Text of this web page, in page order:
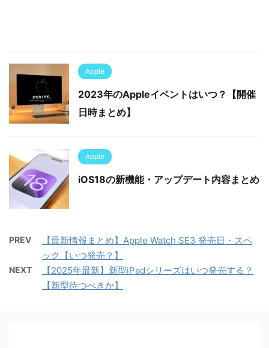
Apple
2023年のAppleイベントはいつ？【開催
日時まとめ】
Apple
iOS18の新機能・アップデート内容まとめ
PREV
【最新情報まとめ】Apple Watch SE3 発売日・スペ
ック【いつ発売？】
NEXT
【2025年最新】新型iPadシリーズはいつ発売する？
【新型待つべきか】